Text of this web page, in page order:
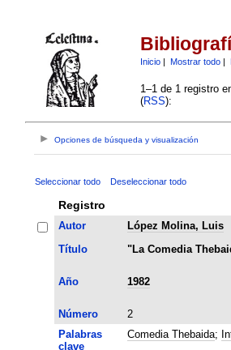
Inicio| Mostrar todo|
1–1 de 1 registro
(RSS):
Opciones de búsqueda y visualización
Seleccionar todo Deseleccionar todo
Registro
Autor
López Molina, Luis
Título
"La Comedia
Año 1982
Número
2
Palabras
clave
Comedia Thebaida;